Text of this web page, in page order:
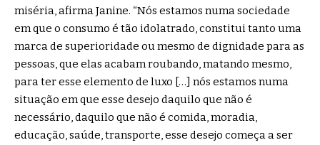
miséria, afirma Janine. “Nós estamos numa sociedade
em que o consumo é tão idolatrado, constitui tanto uma
marca de superioridade ou mesmo de dignidade para as
pessoas, que elas acabam roubando, matando mesmo,
para ter esse elemento de luxo […] nós estamos numa
situação em que esse desejo daquilo que não é
necessário, daquilo que não é comida, moradia,
educação, saúde, transporte, esse desejo começa a ser